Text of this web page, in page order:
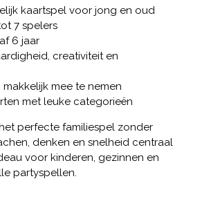
kaartspel voor jong en oud
7 spelers
6 jaar
creativiteit en
mee te nemen
met leuke categorieën
perfecte familiespel zonder
denken en snelheid centraal
voor kinderen, gezinnen en
partyspellen.